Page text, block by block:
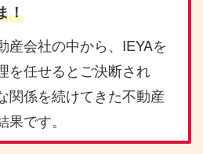
！
産会社の中から、IEYAを
を任せるとご決断され
関係を続けてきた不動産
です。